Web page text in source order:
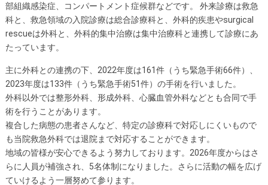
部組織感染症、コンパートメント症候群などです。 外来診療は救急
科と、救急領域の入院診療は総合診療科と、外科的疾患やsurgical
rescueは外科と、外科的集中治療は集中治療科と連携して診療にあ
たっています。
主に外科との連携の下、2022年度は161件（うち緊急手術66件）、
2023年度は133件（うち緊急手術51件）の手術を行いました。
外科以外では整形外科、形成外科、心臓血管外科などとも合同で手
術を行うことがあります。
複合した病態の患者さんなど、特定の診療科で対応しにくいもので
も当院救急外科では退院まで対応することができます。
地域の皆様が安心できるよう努力しております。2026年度からはさ
らに人員が補強され、5名体制になりました。さらに活動の幅を広げ
ていけるよう一層努めて参ります。